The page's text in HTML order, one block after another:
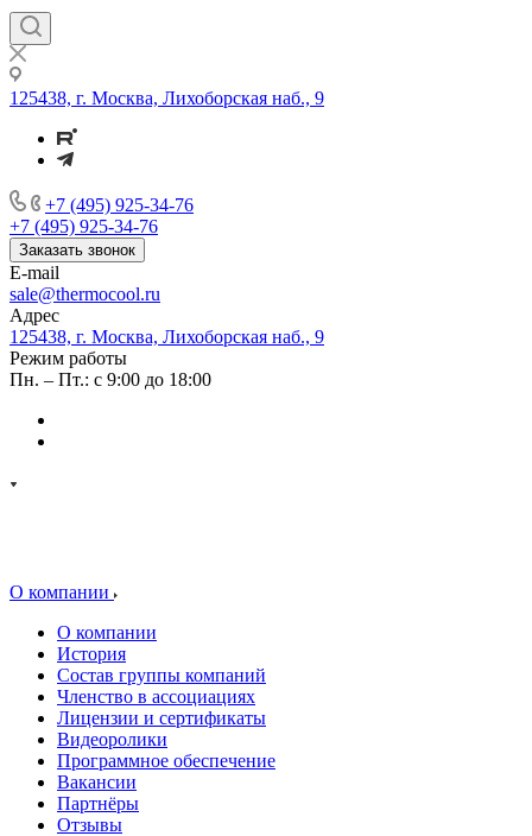
125438, г. Москва, Лихоборская наб., 9
+7 (495) 925-34-76
+7 (495) 925-34-76
Заказать звонок
E-mail
sale@thermocool.ru
Адрес
125438, г. Москва, Лихоборская наб., 9
Режим работы
Пн. – Пт.: с 9:00 до 18:00
О компании
О компании
История
Состав группы компаний
Членство в ассоциациях
Лицензии и сертификаты
Видеоролики
Программное обеспечение
Вакансии
Партнёры
Отзывы